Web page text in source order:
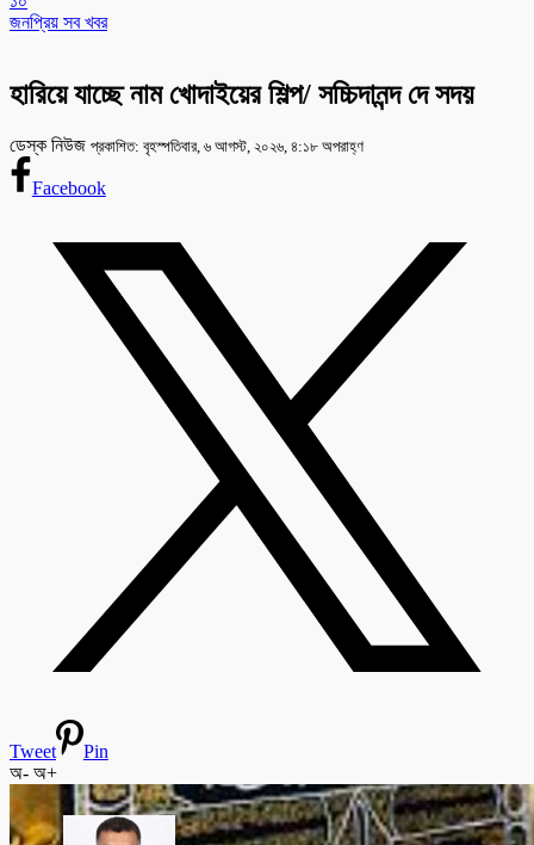
জনপ্রিয় সব খবর
হারিয়ে যাচ্ছে নাম খোদাইয়ের শিল্প/ সচ্চিদানন্দ দে সদয়
ডেস্ক নিউজ প্রকাশিত: বৃহস্পতিবার, ৬ আগস্ট, ২০২৬, ৪:১৮ অপরাহ্ণ
Facebook
Tweet
Pin
অ- অ+